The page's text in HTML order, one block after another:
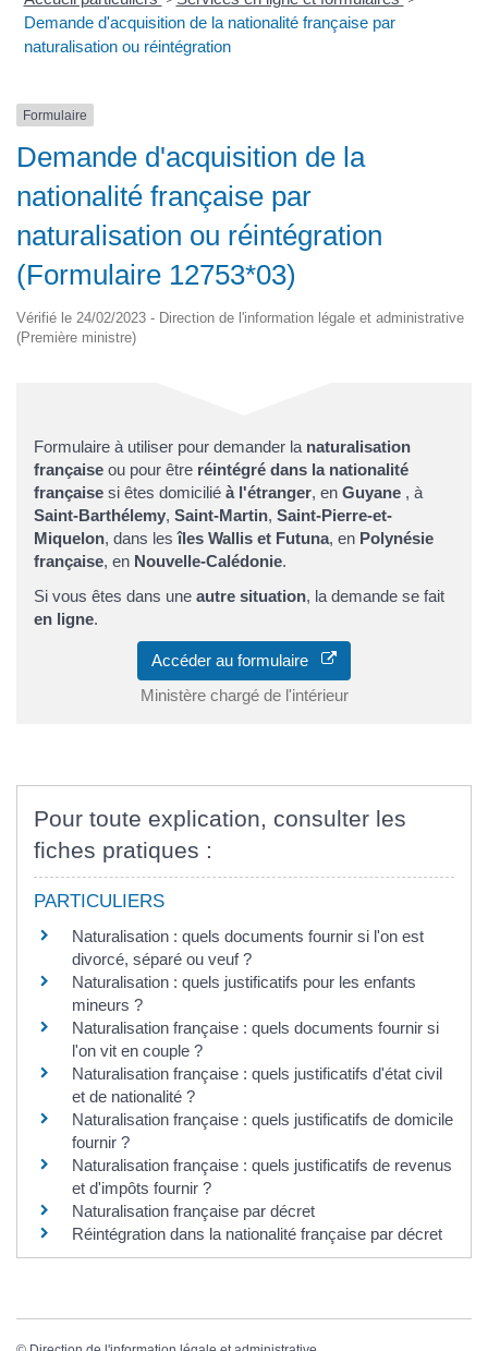
Demande d'acquisition de la nationalité française par
naturalisation ou réintégration
Formulaire
Demande d'acquisition de la
nationalité française par
naturalisation ou réintégration
(Formulaire 12753*03)
Vérifié le 24/02/2023 - Direction de l'information légale et administrative
(Première ministre)
Formulaire à utiliser pour demander la naturalisation
française ou pour être réintégré dans la nationalité
française si êtes domicilié à l'étranger, en Guyane , à
Saint-Barthélemy, Saint-Martin, Saint-Pierre-et-
Miquelon, dans lesîles Wallis et Futuna, en Polynésie
française, en Nouvelle-Calédonie.
Si vous êtes dans une autre situation, la demande se fait
en ligne.
Accéder au formulaire
Ministère chargé de l'intérieur
Pour toute explication, consulter les
fiches pratiques :
PARTICULIERS
Naturalisation : quels documents fournir si l'on est
divorcé, séparé ou veuf ?
Naturalisation : quels justificatifs pour les enfants
mineurs ?
Naturalisation française : quels documents fournir si
l'on vit en couple ?
Naturalisation française : quels justificatifs d'état civil
et de nationalité ?
Naturalisation française : quels justificatifs de domicile
fournir ?
Naturalisation française : quels justificatifs de revenus
et d'impôts fournir ?
Naturalisation française par décret
Réintégration dans la nationalité française par décret